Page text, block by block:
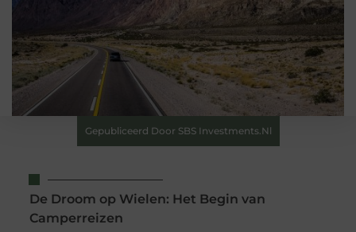
Gepubliceerd Door SBS Investments.nl
De Droom op Wielen: Het Begin van
Camperreizen